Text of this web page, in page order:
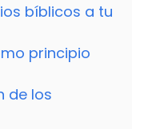
bíblicos a tu
principio
de los